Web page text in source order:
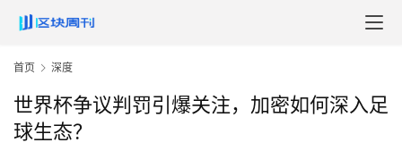
首页 深度
世界杯争议判罚引爆关注，加密如何深入足
球生态？